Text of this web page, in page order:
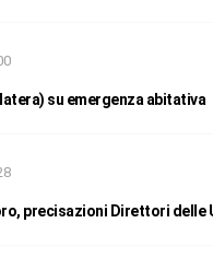
su emergenza abitativa
precisazioni Direttori delle